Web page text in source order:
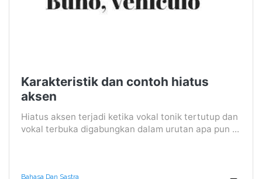
Karakteristik dan contoh hiatus
aksen
Hiatus aksen terjadi ketika vokal tonik tertutup dan
vokal terbuka digabungkan dalam urutan apa pun ...
Bahasa Dan Sastra